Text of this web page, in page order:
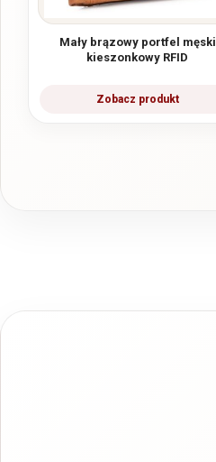
Mały brązowy portfel męski
kieszonkowy RFID